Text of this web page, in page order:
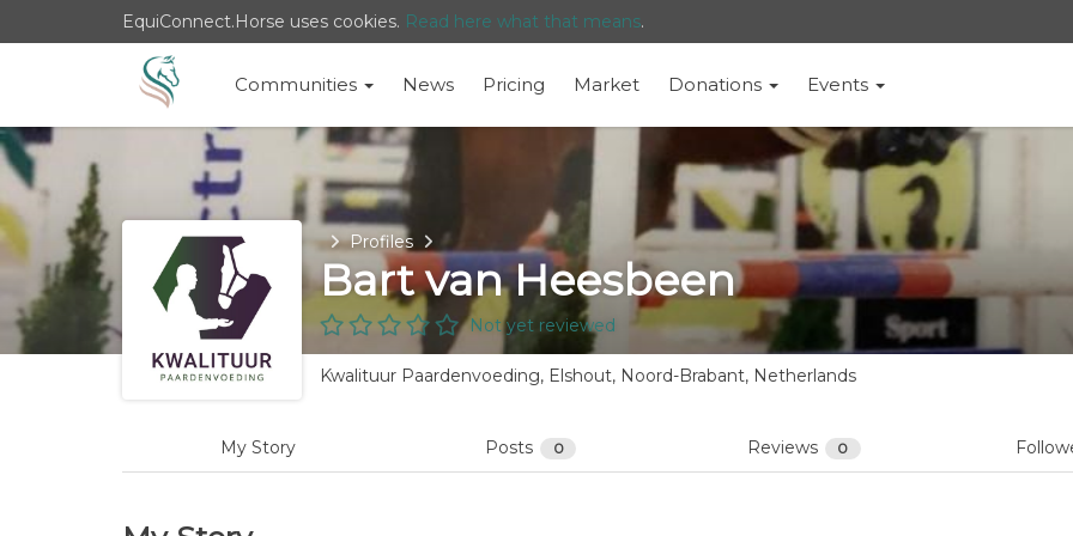
EquiConnect.Horse uses cookies. Read here what that means.
Communities News Pricing Market Donations Events
HomeProfiles
Bart van Heesbeen
Not yet reviewed
Kwalituur Paardenvoeding, Elshout, Noord-Brabant, Netherlands
My Story Posts 0 Reviews 0